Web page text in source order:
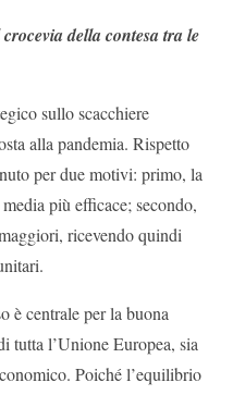
della contesa tra le
sullo scacchiere
alla pandemia. Rispetto
per due motivi: primo, la
più efficace; secondo,
ricevendo quindi
è centrale per la buona
tutta l’Unione Europea, sia
Poiché l’equilibrio